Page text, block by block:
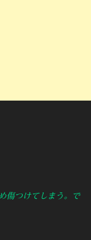
傷つけてしまう。で